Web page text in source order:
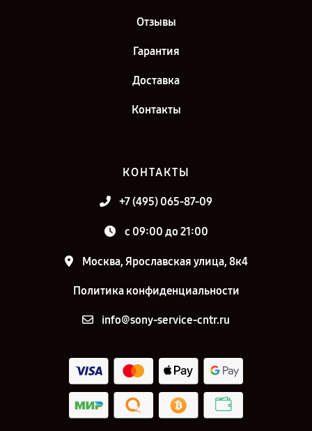
Отзывы
Гарантия
Доставка
Контакты
КОНТАКТЫ
+7 (495) 065-87-09
c 09:00 до 21:00
Москва, Ярославская улица, 8к4
Политика конфиденциальности
info@sony-service-cntr.ru